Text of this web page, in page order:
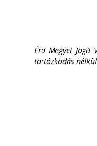
Érd Megyei Jogú
tartózkodás